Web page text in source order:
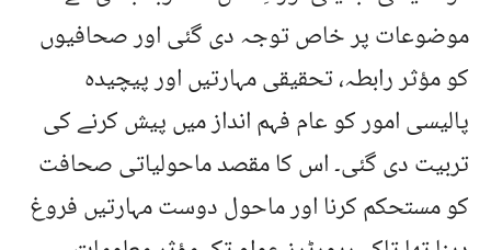
موضوعات پر خاص توجہ دی گئی اور صحافیوں
کو مؤثر رابطہ، تحقیقی مہارتیں اور پیچیدہ
پالیسی امور کو عام فہم انداز میں پیش کرنے کی
تربیت دی گئی۔ اس کا مقصد ماحولیاتی صحافت
کو مستحکم کرنا اور ماحول دوست مہارتیں فروغ